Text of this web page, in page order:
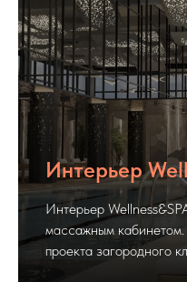
Интерьер
Интерьер
массажным кабинетом.
проекта загородного